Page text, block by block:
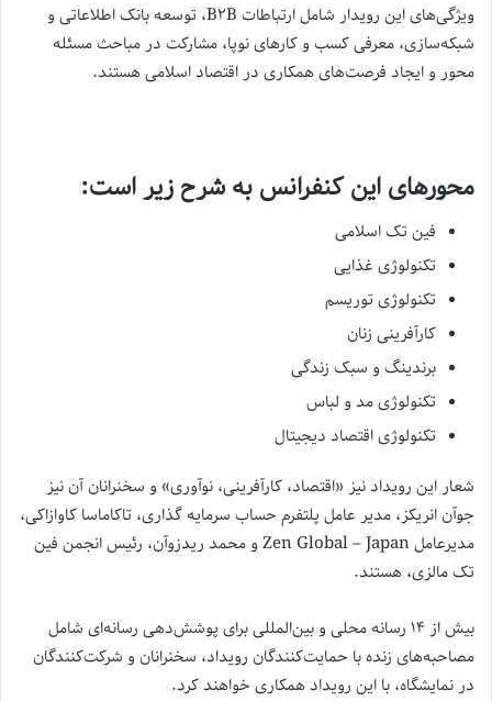
ویژگی‌های این رویدار شامل ارتباطات B۲B، توسعه بانک اطلاعاتی و
شبکه‌سازی، معرفی کسب و کارهای نوپا، مشارکت در مباحث مسئله
محور و ایجاد فرصت‌های همکاری در اقتصاد اسلامی هستند.
محورهای این کنفرانس به شرح زیر است:
فین تک اسلامی
تکنولوژی غذایی
تکنولوژی توریسم
کارآفرینی زنان
برندینگ و سبک زندگی
تکنولوژی مد و لباس
تکنولوژی اقتصاد دیجیتال
شعار این رویداد نیز «اقتصاد، کارآفرینی، نوآوری» و سخنرانان آن نیز
جوآن انریکز، مدیر عامل پلتفرم حساب سرمایه گذاری، تاکاماسا کاوازاکی،
مدیرعامل Zen Global – Japan و محمد ریدزوآن، رئیس انجمن فین
تک مالزی، هستند.
بیش از ۱۴ رسانه محلی و بین‌المللی برای پوشش‌دهی رسانه‌ای شامل
مصاحبه‌های زنده با حمایت‌کنندگان رویداد، سخنرانان و شرکت‌کنندگان
در نمایشگاه، با این رویداد همکاری خواهند کرد.